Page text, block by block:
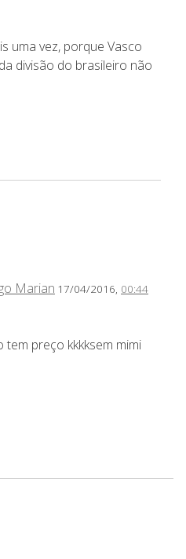
uma vez, porque Vasco
divisão do brasileiro não
Marian 17/04/2016, 00:44
preço kkkksem mimi